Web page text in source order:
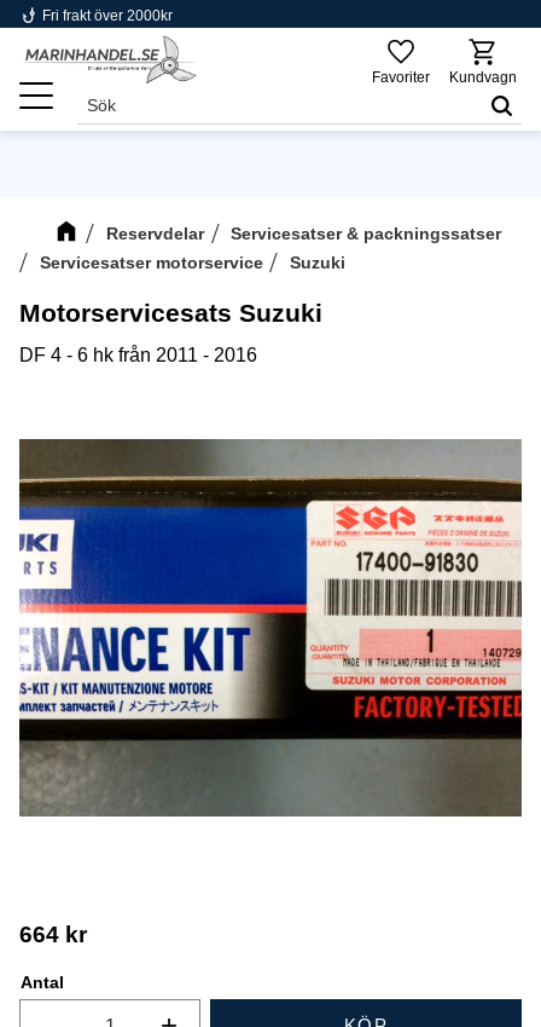
Meny
phishing Fri frakt över 2000kr
Favoriter Kundvagn
Reservdelar
Servicesatser & packningssatser
Servicesatser motorservice
Suzuki
Motorservicesats Suzuki
DF 4 - 6 hk från 2011 - 2016
664 kr
Antal